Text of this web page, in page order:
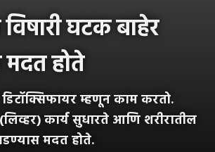
घटक बाहेर
होते
म्हणून काम करतो.
कार्य सुधारते आणि शरीरातील
मदत होते.